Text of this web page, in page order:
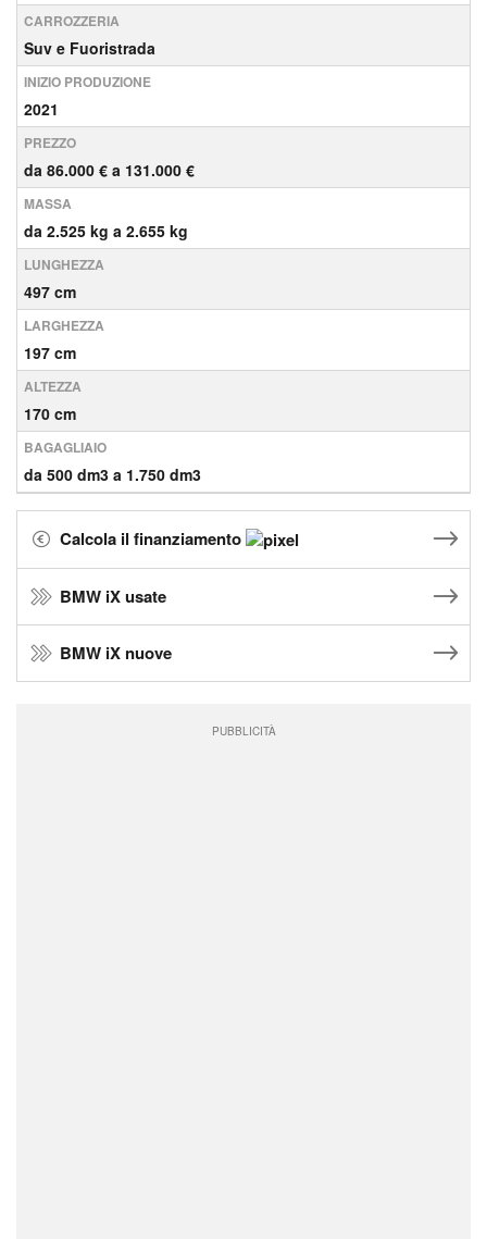
CARROZZERIA
Suv e Fuoristrada
INIZIO PRODUZIONE
2021
PREZZO
da 86.000 € a 131.000 €
MASSA
da 2.525 kg a 2.655 kg
LUNGHEZZA
497 cm
LARGHEZZA
197 cm
ALTEZZA
170 cm
BAGAGLIAIO
da 500 dm3 a 1.750 dm3
Calcola il finanziamento
BMW iX usate
BMW iX nuove
PUBBLICITÀ